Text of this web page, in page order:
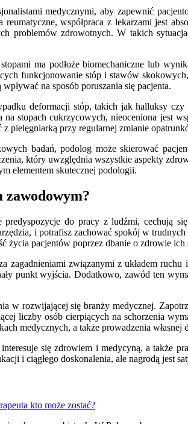
medycznymi, aby zapewnić
współpraca z lekarzami jest
problemów zdrowotnych. W takich
ma podłoże biomechaniczne lub
funkcjonowanie stóp i stawów
na sposób poruszania się pacjenta.
deformacji stóp, takich jak halluksy
stopach cukrzycowych, nieoceniona jest
pielęgniarką przy regularnej zmianie
badań, podolog może skierować
który uwzględnia wszystkie aspekty
elementem skutecznej podologii.
zawodowym?
do pracy z ludźmi, cechują
i potrafisz zachować spokój w
życia pacjentów poprzez dbanie o zdrowie ich
zagadnieniami związanymi z układem
punkt wyjścia. Dodatkowo, zawód ten
w rozwijającej się branży medycznej.
liczby osób cierpiących na schorzenia
medycznych, a także prowadzenia
się zdrowiem i medycyną, a także
i ciągłego doskonalenia, ale nagrodą jest
kto może zostać?